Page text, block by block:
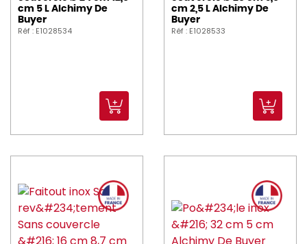
cm 5 L Alchimy De
Buyer
Réf : E1028534
cm 2,5 L Alchimy De
Buyer
Réf : E1028533